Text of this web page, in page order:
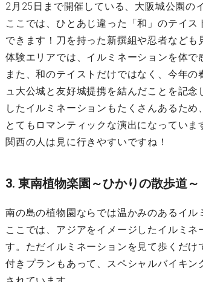
2月25日まで開催している、大阪城公園の
ここでは、ひとあじ違った「和」のテイ
できます！刀を持った新撰組や忍者なども
体験エリアでは、イルミネーションを体で
また、和のテイストだけではなく、今年
ュ大公城と友好城提携を結んだことを記
したイルミネーションもたくさんあるため
とてもロマンティックな演出になっていま
関西の人は見に行きやすいですね！
3. 東南植物楽園～ひかりの散歩道～
南の島の植物園ならでは温かみのあるイル
ここでは、アジアをイメージしたイルミネ
す。ただイルミネーションを見て歩くだ
付きプランもあって、スペシャルバイキ